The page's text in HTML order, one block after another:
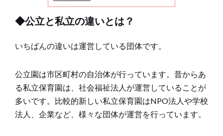
◆公立と私立の違いとは？
いちばんの違いは運営している団体です。
公立園は市区町村の自治体が行っています。昔からあ
る私立保育園は、社会福祉法人が運営していることが
多いです。比較的新しい私立保育園はNPO法人や学校
法人、企業など、様々な団体が運営を行っています。